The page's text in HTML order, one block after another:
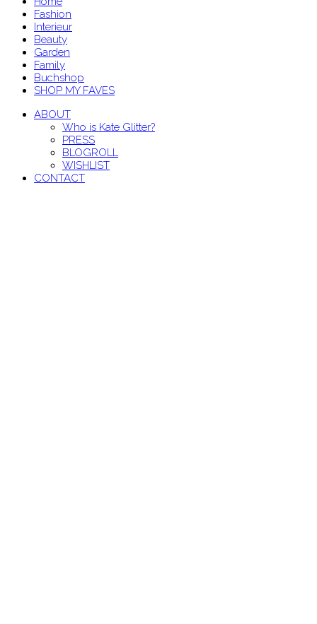
Fashion
Interieur
Beauty
Garden
Family
Buchshop
SHOP MY FAVES
ABOUT
Who is Kate Glitter?
PRESS
BLOGROLL
WISHLIST
CONTACT